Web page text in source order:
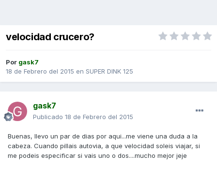
velocidad crucero?
Por gask7
18 de Febrero del 2015 en SUPER DINK 125
gask7
Publicado 18 de Febrero del 2015
Buenas, llevo un par de dias por aqui...me viene una duda a la
cabeza. Cuando pillais autovia, a que velocidad soleis viajar, si
me podeis especificar si vais uno o dos....mucho mejor jeje